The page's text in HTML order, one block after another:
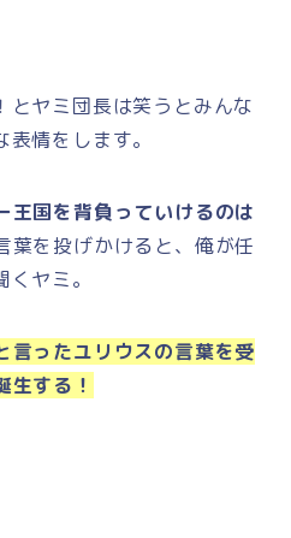
ヤミ団長は笑うとみんな
情をします。
王国を背負っていけるのは
葉を投げかけると、俺が任
ヤミ。
言ったユリウスの言葉を受
生する！